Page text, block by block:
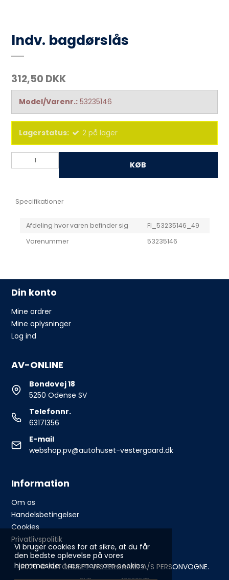
Vi bruger cookies for at sikre, at du får
den bedste oplevelse på vores
hjemmeside.Læs mere om cookies
Indv. bagdørslås
312,50 DKK
Model/Varenr.: 53235146
Lagerstatus: 2 på lager
KØB
Specifikationer
Afdeling hvor varen befinder sig
FI_53235146_49
Varenummer
53235146
Din konto
Mine ordrer
Mine oplysninger
Log ind
AV-ONLINE
Bondovej 18
5250 Odense SV
Telefonnr.
63171356
E-mail
webshop.pv@autohuset-vestergaard.dk
Information
Om os
Handelsbetingelser
Cookies
Privatlivspolitik
2026 © AUTOHUSET VESTERGAARD A/S PERSONVOGNE.